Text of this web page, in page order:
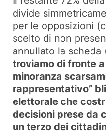
divide
per le opposizioni
scelto di non
annullato la scheda
troviamo di fronte
minoranza
rappresentativo”
elettorale che
decisioni prese da
un terzo dei